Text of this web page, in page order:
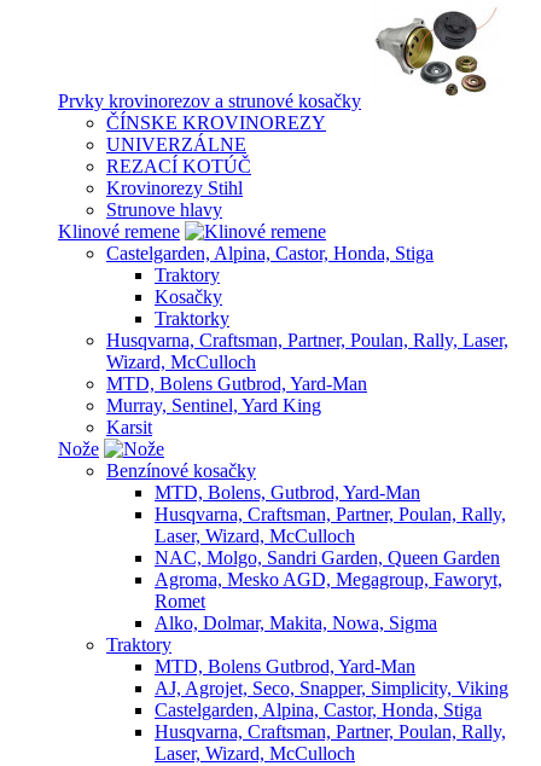
Prvky krovinorezov a strunové kosačky
ČÍNSKE KROVINOREZY
UNIVERZÁLNE
REZACÍ KOTÚČ
Krovinorezy Stihl
Strunove hlavy
Klinové remene
Castelgarden, Alpina, Castor, Honda, Stiga
Traktory
Kosačky
Traktorky
Husqvarna, Craftsman, Partner, Poulan, Rally, Laser,
Wizard, McCulloch
MTD, Bolens Gutbrod, Yard-Man
Murray, Sentinel, Yard King
Karsit
Nože
Benzínové kosačky
MTD, Bolens, Gutbrod, Yard-Man
Husqvarna, Craftsman, Partner, Poulan, Rally,
Laser, Wizard, McCulloch
NAC, Molgo, Sandri Garden, Queen Garden
Agroma, Mesko AGD, Megagroup, Faworyt,
Romet
Alko, Dolmar, Makita, Nowa, Sigma
Traktory
MTD, Bolens Gutbrod, Yard-Man
AJ, Agrojet, Seco, Snapper, Simplicity, Viking
Castelgarden, Alpina, Castor, Honda, Stiga
Husqvarna, Craftsman, Partner, Poulan, Rally,
Laser, Wizard, McCulloch